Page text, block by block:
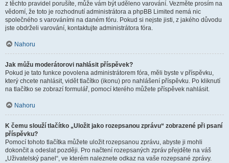
z těchto pravidel porušíte, může vám být uděleno varování. Vezměte prosím na
vědomí, že toto je rozhodnutí administrátora a phpBB Limited nemá nic
společného s varováními na daném fóru. Pokud si nejste jisti, z jakého důvodu
jste obdrželi varování, kontaktujte administrátora fóra.
Nahoru
Jak můžu moderátorovi nahlásit příspěvek?
Pokud je tato funkce povolena administrátorem fóra, měli byste v příspěvku,
který chcete nahlásit, vidět tlačítko (ikonu) pro nahlášení příspěvku. Po kliknutí
na tlačítko se zobrazí formulář, pomocí kterého můžete příspěvek nahlásit.
Nahoru
K čemu slouží tlačítko „Uložit jako rozepsanou zprávu“ zobrazené při psaní
příspěvku?
Pomocí tohoto tlačítka můžete uložit rozepsanou zprávu, abyste ji mohli
dokončit a odeslat později. Pro načtení rozepsaných zpráv přejděte na váš
„Uživatelský panel“, ve kterém naleznete odkaz na vaše rozepsané zprávy.